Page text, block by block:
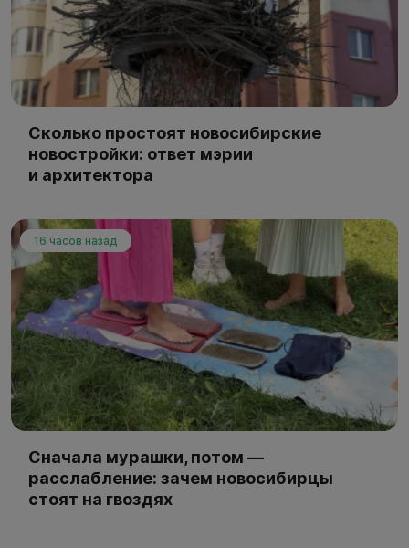
Сколько простоят новосибирские
новостройки: ответ мэрии
и архитектора
16 часов назад
Сначала мурашки, потом —
расслабление: зачем новосибирцы
стоят на гвоздях